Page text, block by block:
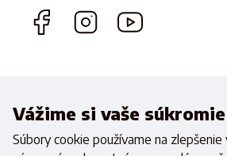
Vážime si vaše súkromie
Súbory cookie používame na